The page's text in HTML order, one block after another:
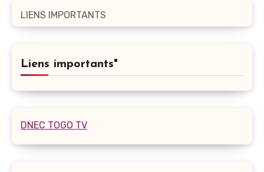
LIENS IMPORTANTS
Liens importants"
DNEC TOGO TV